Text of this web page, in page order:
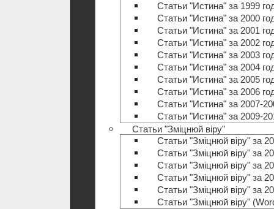
Статьи "Истина" за 1999
Статьи "Истина" за 2000
Статьи "Истина" за 2001
Статьи "Истина" за 2002
Статьи "Истина" за 2003
Статьи "Истина" за 2004
Статьи "Истина" за 2005
Статьи "Истина" за 2006
Статьи "Истина" за 2007-
Статьи "Истина" за 2009-
Статьи "Зміцнюй віру"
Статьи "Зміцнюй віру" за
Статьи "Зміцнюй віру" за
Статьи "Зміцнюй віру" за
Статьи "Зміцнюй віру" за
Статьи "Зміцнюй віру" за
Статьи "Зміцнюй віру"